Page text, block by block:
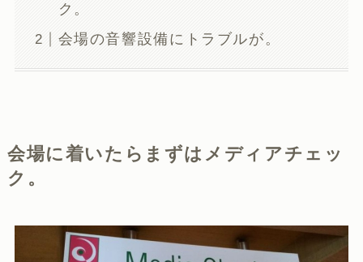
ク。
会場の音響設備にトラブルが。
会場に着いたらまずはメディアチェッ
ク。